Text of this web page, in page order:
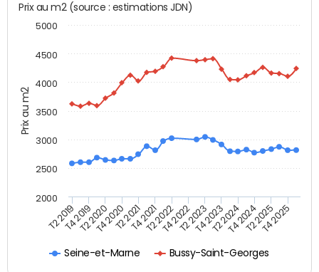
Prix au m2
Prix au m2 (source : estimations JDN)
Seine-et-Marne Bussy-Saint-Georges
T2 2019T4 2019T2 2020T4 2020T2 2021T4 2021T2 2022T4 2022T2 2023T4 2023T2 2024T4 2024T2 2025T4 2025
2000
2500
3000
3500
4000
4500
5000